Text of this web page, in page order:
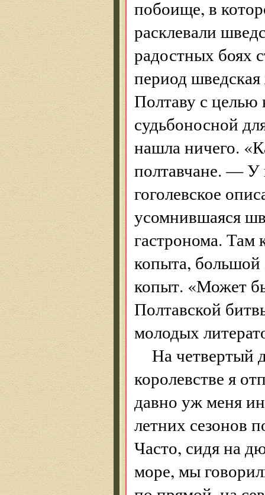
побоище, в
расклевали
радостных боях
период
Полтаву с целью
судьбоносной
нашла ничего.
полтавчане. — У
гоголевское
усомнившаяся
гастронома. Там
копыта, большой
копыт. «Может
Полтавской
молодых
На четвертый
королевстве я
давно уж меня
летних сезонов
Часто, сидя на
море, мы